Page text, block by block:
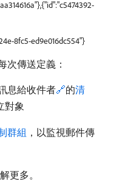
8fc5-ed9e016dc554"}
次傳送定義：
息給收件者🔗的清
對象
群組 ，以監視郵件傳
更多。